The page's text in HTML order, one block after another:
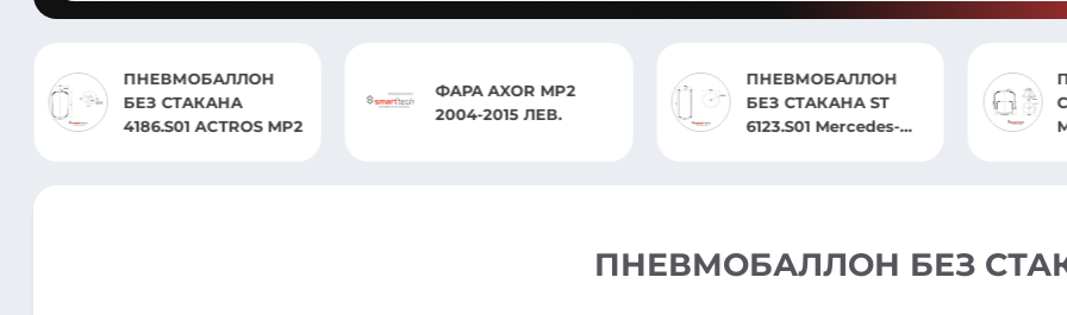
ACTROS MP2
ФАРА AXOR MP2
2004-2015 ЛЕВ.
ПНЕВМОБАЛЛОН
БЕЗ СТАКАНА ST
6123.S01 Mercedes-
ПНЕВМОБАЛЛОН В
СБОРЕ ST 4186.CS01
MB
ПНЕВМОБАЛЛОН БЕЗ